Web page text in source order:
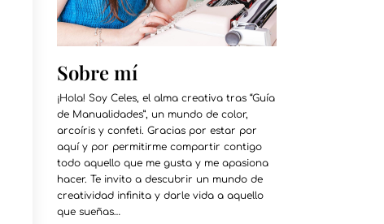
Sobre mí
¡Hola! Soy Celes, el alma creativa tras “Guía
de Manualidades”, un mundo de color,
arcoíris y confeti. Gracias por estar por
aquí y por permitirme compartir contigo
todo aquello que me gusta y me apasiona
hacer. Te invito a descubrir un mundo de
creatividad infinita y darle vida a aquello
que sueñas…